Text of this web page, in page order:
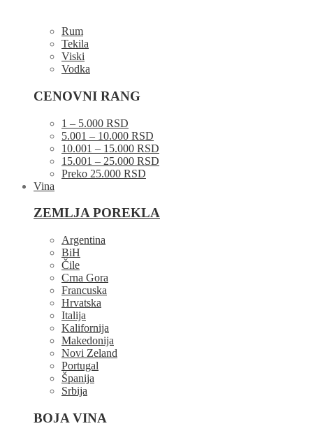
Rum
Tekila
Viski
Vodka
CENOVNI RANG
1 – 5.000 RSD
5.001 – 10.000 RSD
10.001 – 15.000 RSD
15.001 – 25.000 RSD
Preko 25.000 RSD
Vina
ZEMLJA POREKLA
Argentina
BiH
Čile
Crna Gora
Francuska
Hrvatska
Italija
Kalifornija
Makedonija
Novi Zeland
Portugal
Španija
Srbija
BOJA VINA